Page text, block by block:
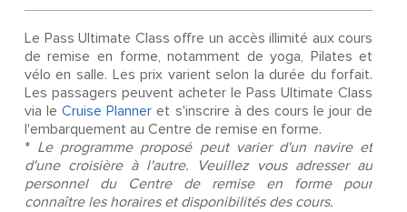
Le Pass Ultimate Class offre un accès illimité aux cours
de remise en forme, notamment de yoga, Pilates et
vélo en salle. Les prix varient selon la durée du forfait.
Les passagers peuvent acheter le Pass Ultimate Class
via leCruise Planner et s'inscrire à des cours le jour de
l'embarquement au Centre de remise en forme.
*Le programme proposé peut varier d'un navire et
d'une croisière à l'autre. Veuillez vous adresser au
personnel du Centre de remise en forme pour
connaître les horaires et disponibilités des cours.